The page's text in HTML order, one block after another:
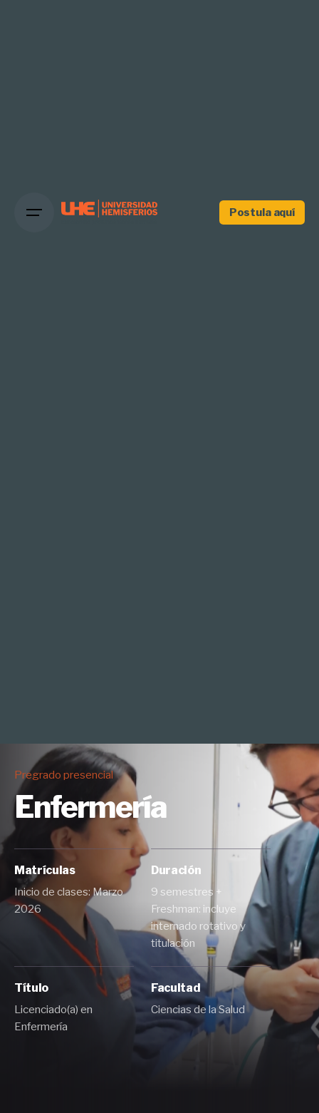
Postula aquí
Pregrado presencial
Enfermería
Matrículas
Inicio de clases: Marzo
2026
Duración
9 semestres +
Freshman: incluye
internado rotativo y
titulación
Título
Licenciado(a) en
Enfermería
Facultad
Ciencias de la Salud